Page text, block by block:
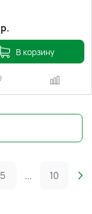
р.
В корзину
5 ... 10